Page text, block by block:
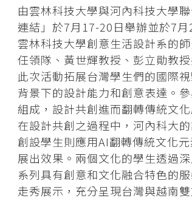
由雲林科技大學與河內科技大學
連結」於7月17-20日舉辦並於7
雲林科技大學創意生活設計系的
任領隊、黃世輝教授、彭立勛教
此次活動拓展台灣學生們的國際
背景下的設計能力和創意表達。
組成，設計共創進而翻轉傳統文
在設計共創之過程中，河內科大
創設學生則應用AI翻轉傳統文化
展出效果。兩個文化的學生透過
系列具有創意和文化融合特色的
走秀展示，充分呈現台灣與越南